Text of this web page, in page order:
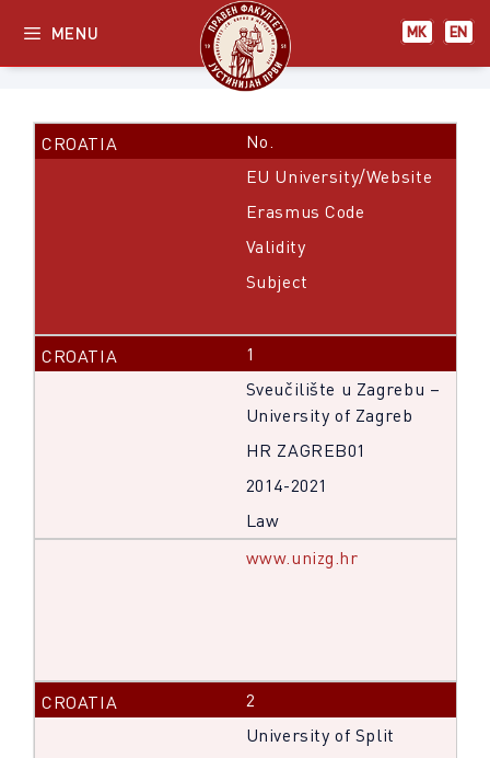
content
МК EN
MENU
No.
EU University/Website
Erasmus Code
Validity
Subject
1
Sveučilište u Zagrebu –
University of Zagreb
HR ZAGREB01
2014-2021
Law
www.unizg.hr
2
University of Split